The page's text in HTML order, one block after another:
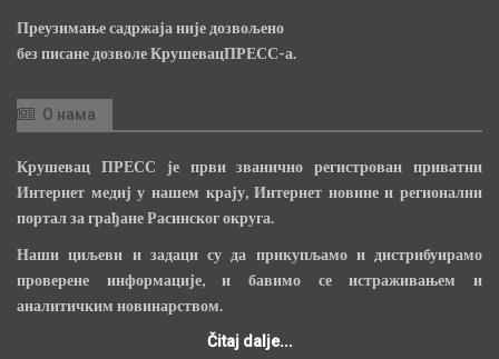
Преузимање садржаја није дозвољено
без писане дозволе КрушевацПРЕСС-а.
О нама
Крушевац ПРЕСС је први званично регистрован приватни
Интернет медиј у нашем крају, Интернет новине и регионални
портал за грађане Расинског округа.
Наши циљеви и задаци су да прикупљамо и дистрибуирамо
проверене информације, и бавимо се истраживањем и
аналитичким новинарством.
Čitaj dalje...